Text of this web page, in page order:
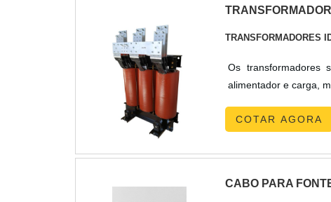
TRANSFORMADORES
Os transformadores
alimentador e carga,
COTAR AGORA
CABO PARA